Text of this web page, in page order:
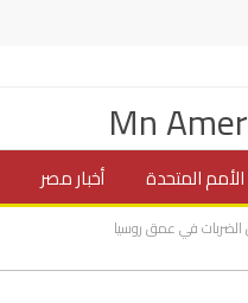
Mn
الأمم المتحدة أخبار مصر
علوم وتكنولوجيا
الضربات في عمق روسيا